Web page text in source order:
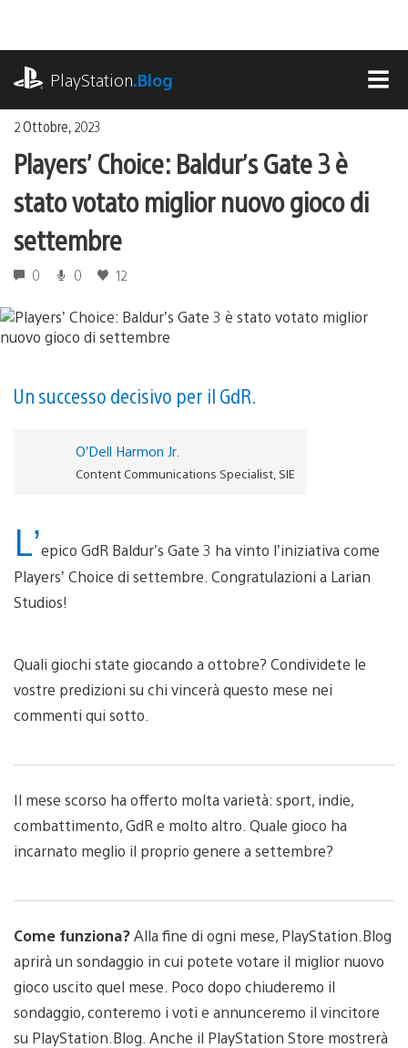
contenuto
PlayStation.Blog
2 Ottobre, 2023
Players’ Choice: Baldur’s Gate 3 è
stato votato miglior nuovo gioco di
settembre
0 0 12
Un successo decisivo per il GdR.
O’Dell Harmon Jr.
Content Communications Specialist, SIE
L’epico GdR Baldur’s Gate 3 ha vinto l’iniziativa come
Players’ Choice di settembre. Congratulazioni a Larian
Studios!
Quali giochi state giocando a ottobre? Condividete le
vostre predizioni su chi vincerà questo mese nei
commenti qui sotto.
Il mese scorso ha offerto molta varietà: sport, indie,
combattimento, GdR e molto altro. Quale gioco ha
incarnato meglio il proprio genere a settembre?
Come funziona?Alla fine di ogni mese, PlayStation.Blog
aprirà un sondaggio in cui potete votare il miglior nuovo
gioco uscito quel mese. Poco dopo chiuderemo il
sondaggio, conteremo i voti e annunceremo il vincitore
su PlayStation.Blog. Anche il PlayStation Store mostrerà